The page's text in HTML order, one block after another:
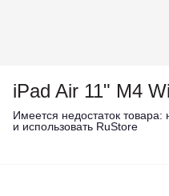
iPad Air 11" M4
Имеется недостаток товара:
и использовать RuStore